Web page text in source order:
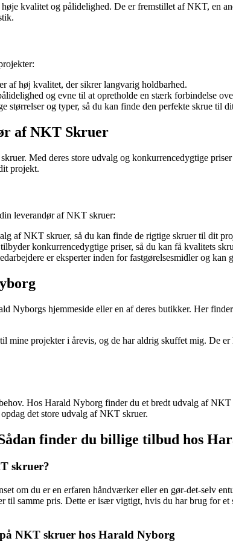
kvalitet og pålidelighed. De er fremstillet af NKT, en
af høj kvalitet, der sikrer langvarig holdbarhed.
og evne til at opretholde en stærk forbindelse
størrelser og typer, så du kan finde den perfekte skrue til
af NKT Skruer
Med deres store udvalg og konkurrencedygtige
projekt.
leverandør af NKT skruer:
af NKT skruer, så du kan finde de rigtige skruer til dit
konkurrencedygtige priser, så du kan få kvalitets
er eksperter inden for fastgørelsesmidler og
Nyborgs hjemmeside eller en af deres butikker. Her
projekter i årevis, og de har aldrig skuffet mig. De
Hos Harald Nyborg finder du et bredt udvalg af
det store udvalg af NKT skruer.
finder du billige tilbud hos
skruer?
om du er en erfaren håndværker eller en gør-det-selv
til samme pris. Dette er især vigtigt, hvis du har brug for
NKT skruer hos Harald Nyborg